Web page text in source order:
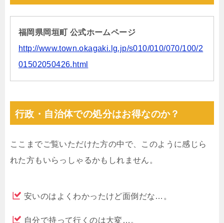
福岡県岡垣町 公式ホームページ
http://www.town.okagaki.lg.jp/s010/010/070/100/2
01502050426.html
行政・自治体での処分はお得なのか？
ここまでご覧いただけた方の中で、このように感じら
れた方もいらっしゃるかもしれません。
安いのはよくわかったけど面倒だな…。
自分で持って行くのは大変…。